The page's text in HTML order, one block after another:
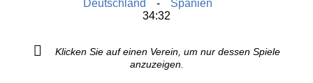
Deutschland
Spanien
34:32
Klicken Sie auf einen Verein, um nur dessen Spiele
anzuzeigen.